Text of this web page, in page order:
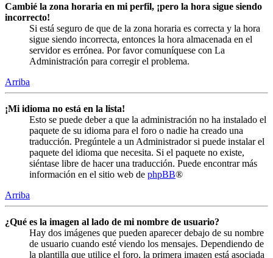
Cambié la zona horaria en mi perfil, ¡pero la hora sigue siendo
incorrecto!
Si está seguro de que de la zona horaria es correcta y la hora
sigue siendo incorrecta, entonces la hora almacenada en el
servidor es errónea. Por favor comuníquese con La
Administración para corregir el problema.
Arriba
¡Mi idioma no está en la lista!
Esto se puede deber a que la administración no ha instalado el
paquete de su idioma para el foro o nadie ha creado una
traducción. Pregúntele a un Administrador si puede instalar el
paquete del idioma que necesita. Si el paquete no existe,
siéntase libre de hacer una traducción. Puede encontrar más
información en el sitio web de phpBB®
Arriba
¿Qué es la imagen al lado de mi nombre de usuario?
Hay dos imágenes que pueden aparecer debajo de su nombre
de usuario cuando esté viendo los mensajes. Dependiendo de
la plantilla que utilice el foro, la primera imagen está asociada